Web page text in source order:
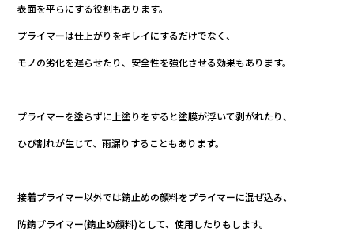
表面を平らにする役割もあります。
プライマーは仕上がりをキレイにするだけでなく、
モノの劣化を遅らせたり、安全性を強化させる効果もあります。
プライマーを塗らずに上塗りをすると塗膜が浮いて剥がれたり、
ひび割れが生じて、雨漏りすることもあります。
接着プライマー以外では錆止めの顔料をプライマーに混ぜ込み、
防錆プライマー(錆止め顔料)として、使用したりもします。